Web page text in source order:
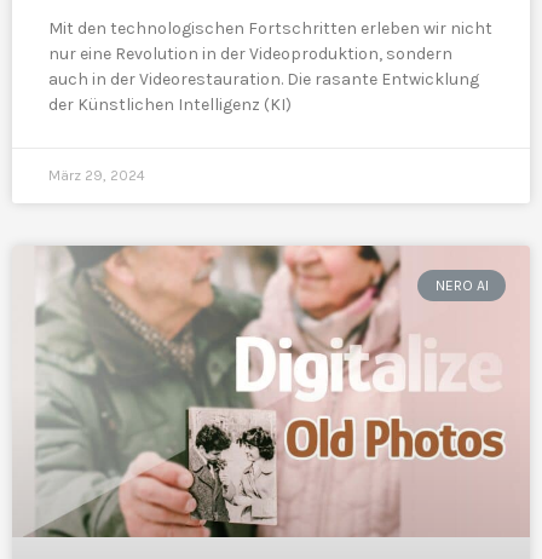
Mit den technologischen Fortschritten erleben wir nicht
nur eine Revolution in der Videoproduktion, sondern
auch in der Videorestauration. Die rasante Entwicklung
der Künstlichen Intelligenz (KI)
März 29, 2024
NERO AI